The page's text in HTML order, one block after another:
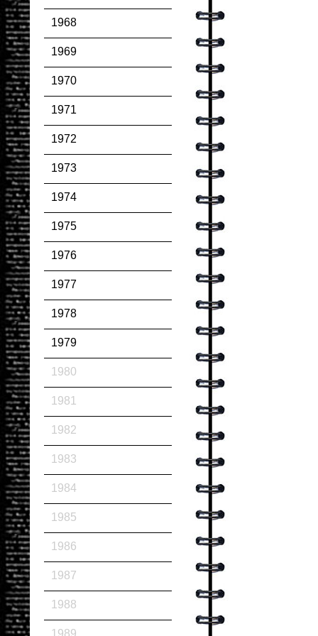
1968
1969
1970
1971
1972
1973
1974
1975
1976
1977
1978
1979
1980
1981
1982
1983
1984
1985
1986
1987
1988
1989